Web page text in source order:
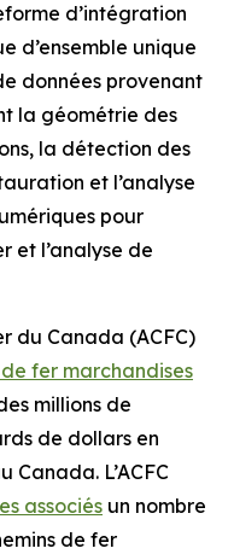
d’intégration
d’ensemble unique
données provenant
la géométrie des
la détection des
et l’analyse
pour
et l’analyse de
du Canada (ACFC)
fer marchandises
millions de
de dollars en
Canada. L’ACFC
associés un nombre
de fer